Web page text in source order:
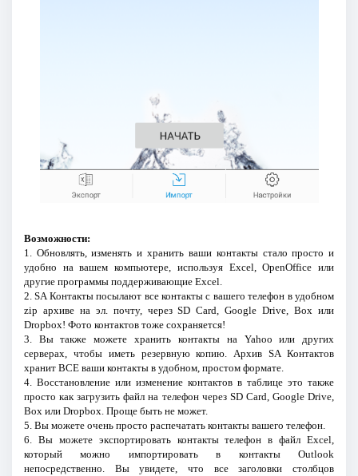
Возможности:
1. Обновлять, изменять и хранить ваши контакты стало просто и
удобно на вашем компьютере, используя Excel, OpenOffice или
другие программы поддерживающие Excel.
2. SA Контакты посылают все контакты с вашего телефон в удобном
zip архиве на эл. почту, через SD Card, Google Drive, Box или
Dropbox! Фото контактов тоже сохраняется!
3. Вы также можете хранить контакты на Yahoo или других
серверах, чтобы иметь резервную копию. Архив SA Контактов
хранит ВСЕ ваши контакты в удобном, простом формате.
4. Восстановление или изменение контактов в таблице это также
просто как загрузить файл на телефон через SD Card, Google Drive,
Box или Dropbox. Проще быть не может.
5. Вы можете очень просто распечатать контакты вашего телефон.
6. Вы можете экспортировать контакты телефон в файл Excel,
который можно импортировать в контакты Outlook
непосредственно. Вы увидете, что все заголовки столбцов